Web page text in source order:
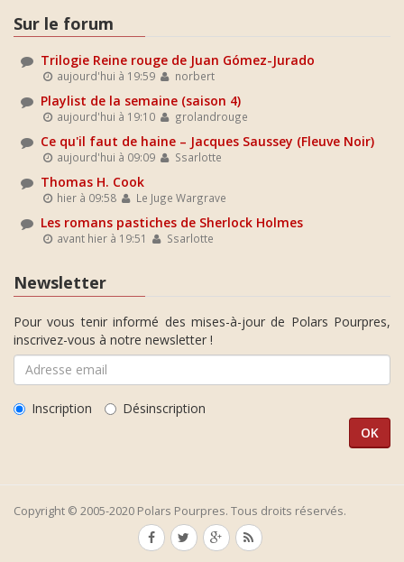
Sur le forum
Trilogie Reine rouge de Juan Gómez-Jurado
aujourd'hui à 19:59 norbert
Playlist de la semaine (saison 4)
aujourd'hui à 19:10 grolandrouge
Ce qu'il faut de haine – Jacques Saussey (Fleuve Noir)
aujourd'hui à 09:09 Ssarlotte
Thomas H. Cook
hier à 09:58 Le Juge Wargrave
Les romans pastiches de Sherlock Holmes
avant hier à 19:51 Ssarlotte
Newsletter
Pour vous tenir informé des mises-à-jour de Polars Pourpres,
inscrivez-vous à notre newsletter !
Inscription Désinscription
Copyright © 2005-2020 Polars Pourpres. Tous droits réservés.